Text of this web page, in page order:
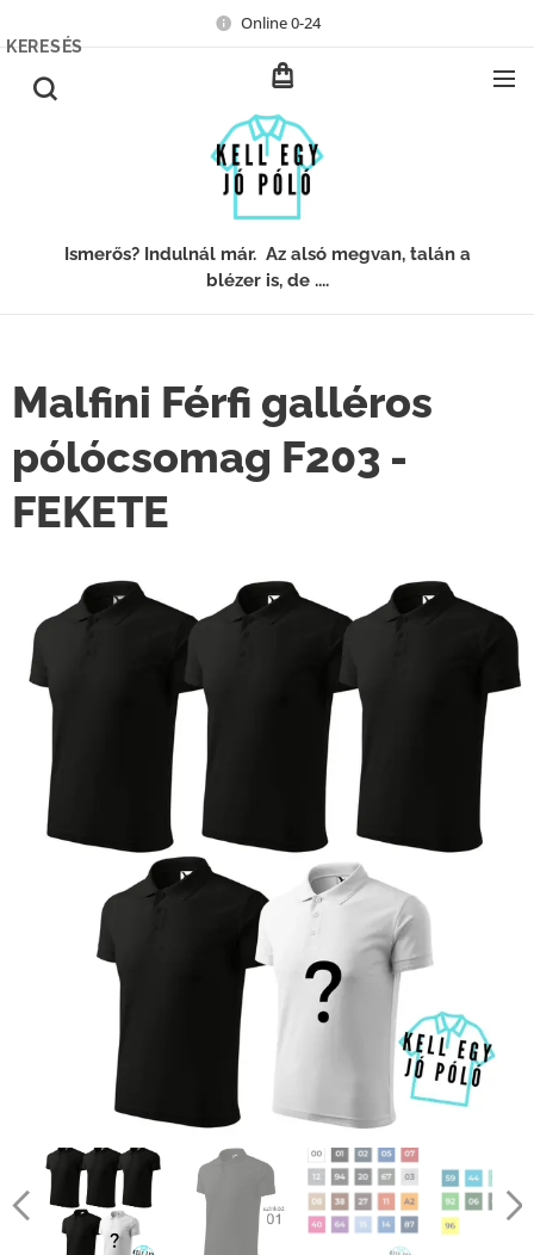
Online 0-24
Ismerős? Indulnál már. Az alsó megvan, talán a
blézer is, de ....
KERESÉS
Malfini Férfi galléros
pólócsomag F203 -
FEKETE